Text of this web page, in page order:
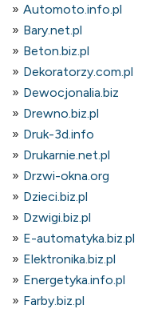
Automoto.info.pl
Bary.net.pl
Beton.biz.pl
Dekoratorzy.com.pl
Dewocjonalia.biz
Drewno.biz.pl
Druk-3d.info
Drukarnie.net.pl
Drzwi-okna.org
Dzieci.biz.pl
Dzwigi.biz.pl
E-automatyka.biz.pl
Elektronika.biz.pl
Energetyka.info.pl
Farby.biz.pl